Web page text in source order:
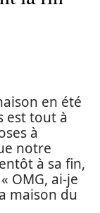
en été
est tout à
à
notre
à sa fin,
OMG, ai-je
maison du